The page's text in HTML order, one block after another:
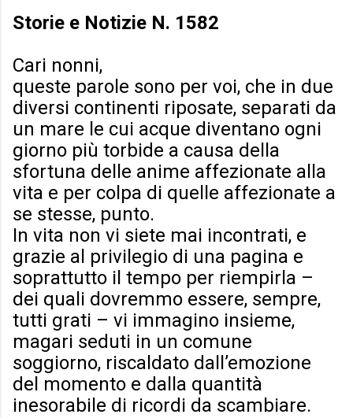
Storie e Notizie N. 1582
Cari nonni,
queste parole sono per voi, che in due
diversi continenti riposate, separati da
un mare le cui acque diventano ogni
giorno più torbide a causa della
sfortuna delle anime affezionate alla
vita e per colpa di quelle affezionate a
se stesse, punto.
In vita non vi siete mai incontrati, e
grazie al privilegio di una pagina e
soprattutto il tempo per riempirla –
dei quali dovremmo essere, sempre,
tutti grati – vi immagino insieme,
magari seduti in un comune
soggiorno, riscaldato dall’emozione
del momento e dalla quantità
inesorabile di ricordi da scambiare.